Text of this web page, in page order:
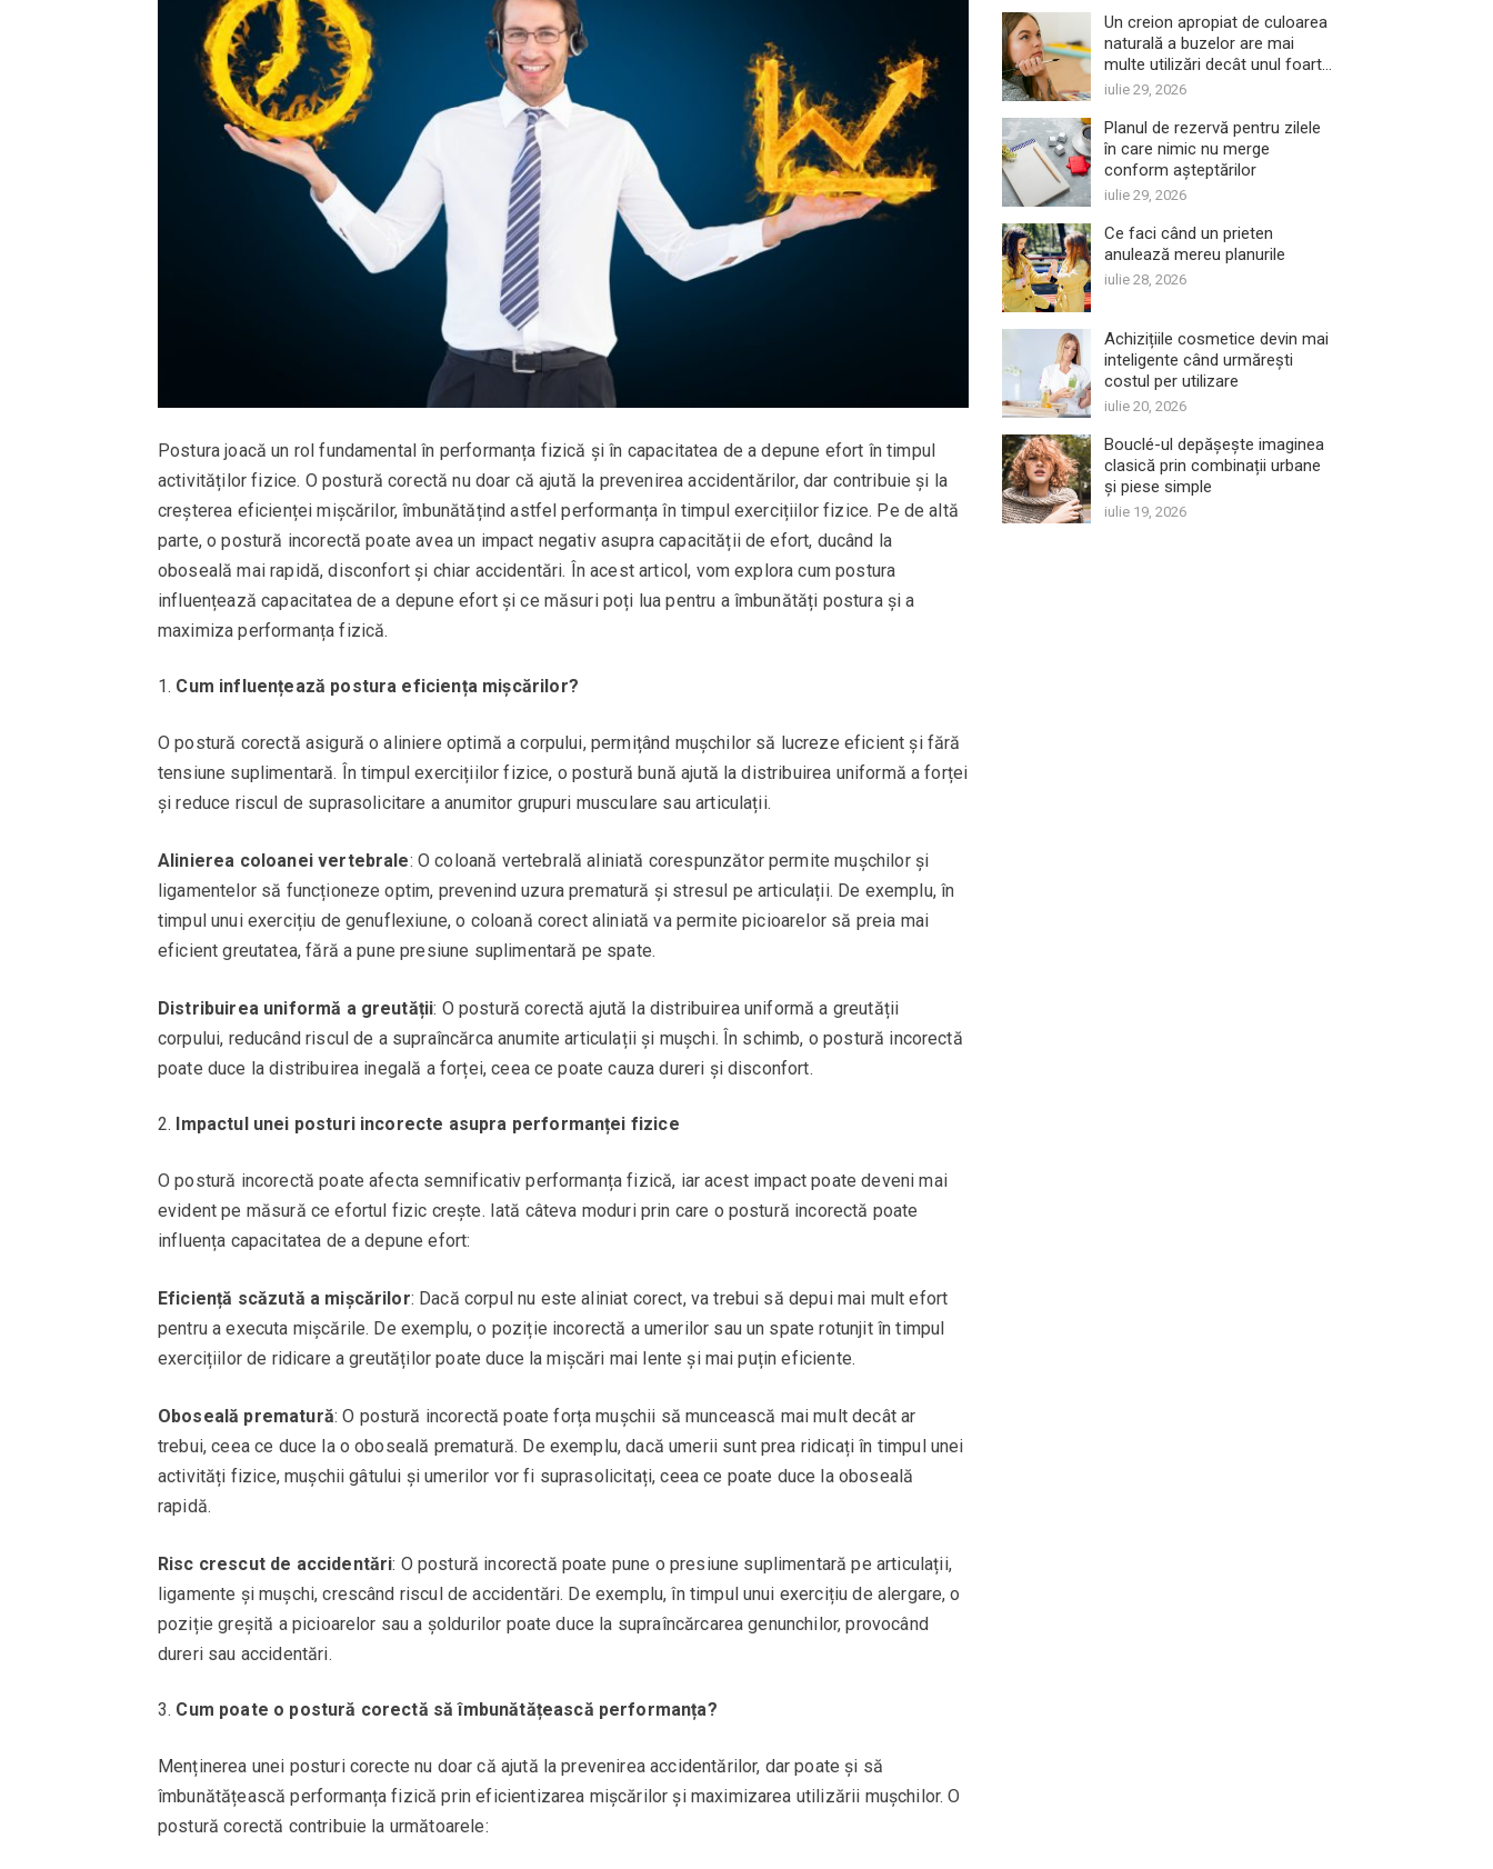
Postura joacă un rol fundamental în performanța fizică și în capacitatea de a depune efort în timpul
activităților fizice. O postură corectă nu doar că ajută la prevenirea accidentărilor, dar contribuie și la
creșterea eficienței mișcărilor, îmbunătățind astfel performanța în timpul exercițiilor fizice. Pe de altă
parte, o postură incorectă poate avea un impact negativ asupra capacității de efort, ducând la
oboseală mai rapidă, disconfort și chiar accidentări. În acest articol, vom explora cum postura
influențează capacitatea de a depune efort și ce măsuri poți lua pentru a îmbunătăți postura și a
maximiza performanța fizică.
Cum influențează postura eficiența mișcărilor?
O postură corectă asigură o aliniere optimă a corpului, permițând mușchilor să lucreze eficient și fără
tensiune suplimentară. În timpul exercițiilor fizice, o postură bună ajută la distribuirea uniformă a forței
și reduce riscul de suprasolicitare a anumitor grupuri musculare sau articulații.
Alinierea coloanei vertebrale: O coloană vertebrală aliniată corespunzător permite mușchilor și
ligamentelor să funcționeze optim, prevenind uzura prematură și stresul pe articulații. De exemplu, în
timpul unui exercițiu de genuflexiune, o coloană corect aliniată va permite picioarelor să preia mai
eficient greutatea, fără a pune presiune suplimentară pe spate.
Distribuirea uniformă a greutății: O postură corectă ajută la distribuirea uniformă a greutății
corpului, reducând riscul de a supraîncărca anumite articulații și mușchi. În schimb, o postură incorectă
poate duce la distribuirea inegală a forței, ceea ce poate cauza dureri și disconfort.
Impactul unei posturi incorecte asupra performanței fizice
O postură incorectă poate afecta semnificativ performanța fizică, iar acest impact poate deveni mai
evident pe măsură ce efortul fizic crește. Iată câteva moduri prin care o postură incorectă poate
influența capacitatea de a depune efort:
Eficiență scăzută a mișcărilor: Dacă corpul nu este aliniat corect, va trebui să depui mai mult efort
pentru a executa mișcările. De exemplu, o poziție incorectă a umerilor sau un spate rotunjit în timpul
exercițiilor de ridicare a greutăților poate duce la mișcări mai lente și mai puțin eficiente.
Oboseală prematură: O postură incorectă poate forța mușchii să muncească mai mult decât ar
trebui, ceea ce duce la o oboseală prematură. De exemplu, dacă umerii sunt prea ridicați în timpul unei
activități fizice, mușchii gâtului și umerilor vor fi suprasolicitați, ceea ce poate duce la oboseală
rapidă.
Risc crescut de accidentări: O postură incorectă poate pune o presiune suplimentară pe articulații,
ligamente și mușchi, crescând riscul de accidentări. De exemplu, în timpul unui exercițiu de alergare, o
poziție greșită a picioarelor sau a șoldurilor poate duce la supraîncărcarea genunchilor, provocând
dureri sau accidentări.
Cum poate o postură corectă să îmbunătățească performanța?
Menținerea unei posturi corecte nu doar că ajută la prevenirea accidentărilor, dar poate și să
îmbunătățească performanța fizică prin eficientizarea mișcărilor și maximizarea utilizării mușchilor. O
postură corectă contribuie la următoarele:
Un creion apropiat de culoarea
naturală a buzelor are mai
multe utilizări decât unul foarte
închis
iulie 29, 2026
Planul de rezervă pentru zilele
în care nimic nu merge
conform așteptărilor
iulie 29, 2026
Ce faci când un prieten
anulează mereu planurile
iulie 28, 2026
Achizițiile cosmetice devin mai
inteligente când urmărești
costul per utilizare
iulie 20, 2026
Bouclé-ul depășește imaginea
clasică prin combinații urbane
și piese simple
iulie 19, 2026